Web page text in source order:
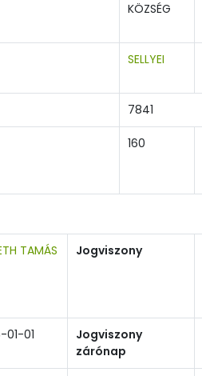
KÖZSÉG
SELLYEI
7841
160
TAMÁS Jogviszony
01-01
Jogviszony
zárónap